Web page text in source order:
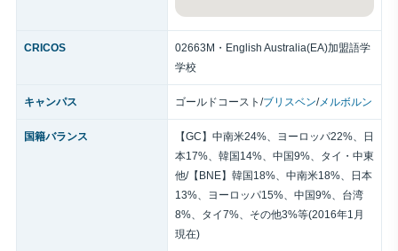
CRICOS
02663M・English Australia(EA)加盟語学
学校
キャンパス ゴールドコースト/ブリスベン/メルボルン
国籍バランス
【GC】中南米24%、ヨーロッパ22%、日
本17%、韓国14%、中国9%、タイ・中東
他/【BNE】韓国18%、中南米18%、日本
13%、ヨーロッパ15%、中国9%、台湾
8%、タイ7%、その他3%等(2016年1月
現在)